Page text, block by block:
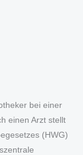
bei einer
einen Arzt stellt
(HWG)